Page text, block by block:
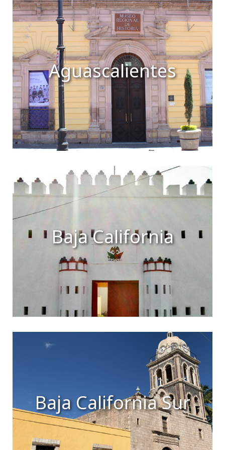
Aguascalientes
Baja California
Baja California Sur